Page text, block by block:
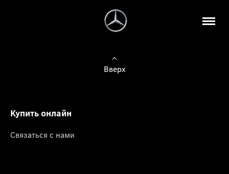
Вверх
Купить онлайн
Связаться с нами